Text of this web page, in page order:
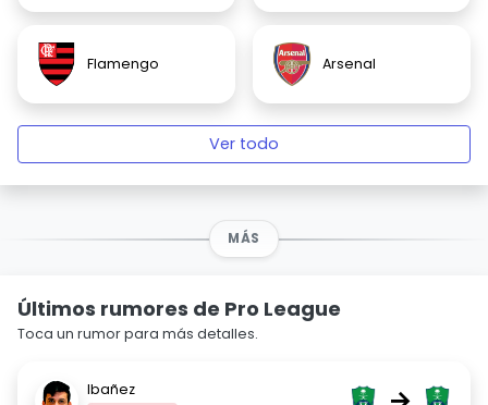
Flamengo Arsenal
Ver todo
MÁS
Últimos rumores de Pro League
Toca un rumor para más detalles.
Ibañez